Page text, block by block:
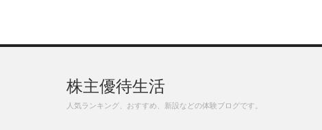
株主優待生活
人気ランキング、おすすめ、新設などの体験ブログです。